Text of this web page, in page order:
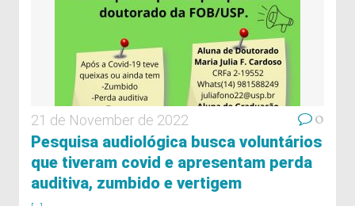
21 de November de 2022 0
Pesquisa audiológica busca voluntários
que tiveram covid e apresentam perda
auditiva, zumbido e vertigem